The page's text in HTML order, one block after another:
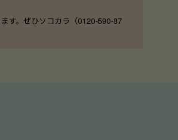
す。ぜひソコカラ（0120-590-87